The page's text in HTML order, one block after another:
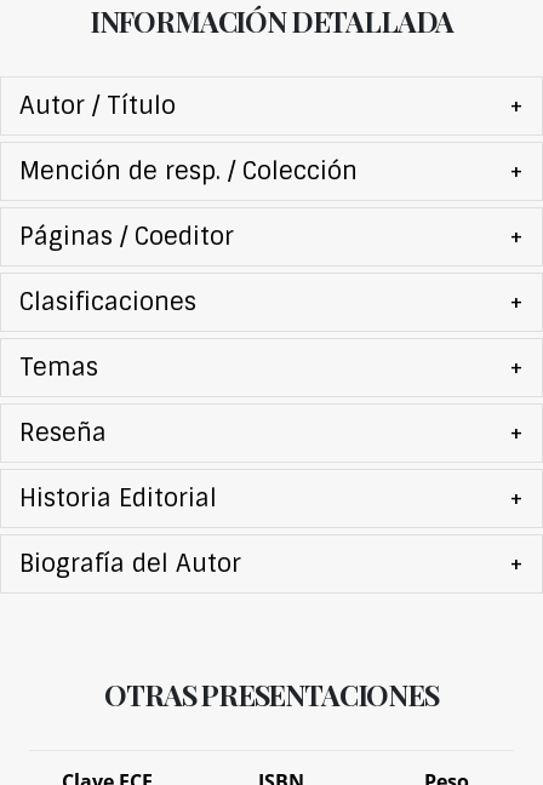
INFORMACIÓN DETALLADA
Autor / Título +
Mención de resp. / Colección +
Páginas / Coeditor +
Clasificaciones +
Temas +
Reseña +
Historia Editorial +
Biografía del Autor +
OTRAS PRESENTACIONES